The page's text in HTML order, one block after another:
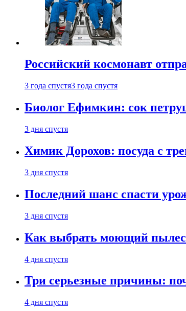
Российский космонавт
3 года спустя3 года спустя
Биолог Ефимкин: сок
3 дня спустя
Химик Дорохов: посуда с
3 дня спустя
Последний шанс спасти
3 дня спустя
Как выбрать моющий
4 дня спустя
Три серьезные причины:
4 дня спустя